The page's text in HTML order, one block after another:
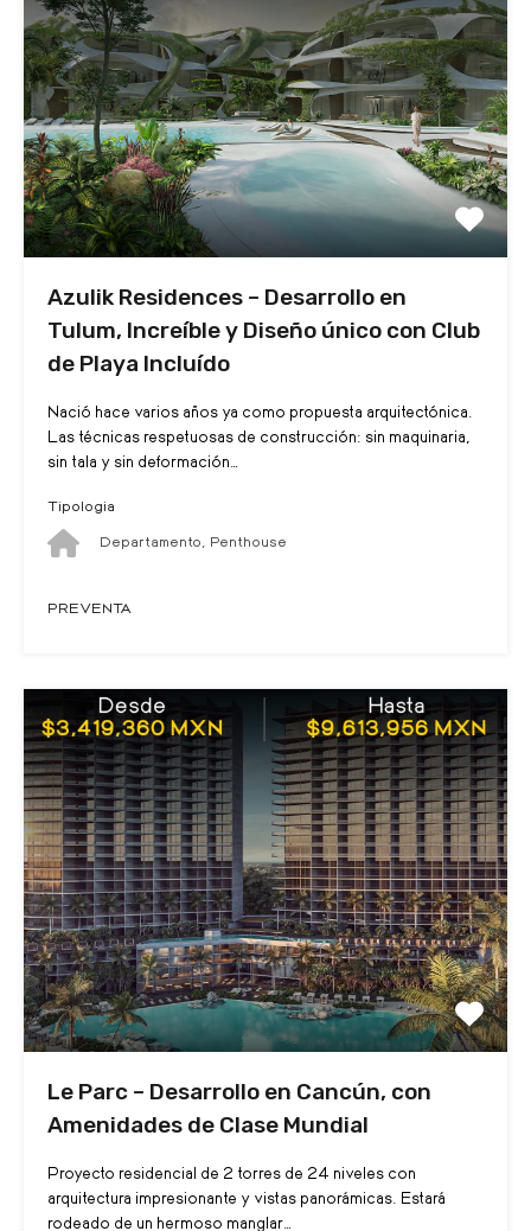
Azulik Residences – Desarrollo en
Tulum, Increíble y Diseño único con Club
de Playa Incluído
Nació hace varios años ya como propuesta arquitectónica.
Las técnicas respetuosas de construcción: sin maquinaria,
sin tala y sin deformación…
Tipologia
Departamento, Penthouse
PREVENTA
Le Parc – Desarrollo en Cancún, con
Amenidades de Clase Mundial
Proyecto residencial de 2 torres de 24 niveles con
arquitectura impresionante y vistas panorámicas. Estará
rodeado de un hermoso manglar…